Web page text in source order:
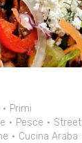
Primi
Pesce
Street
Cucina Araba